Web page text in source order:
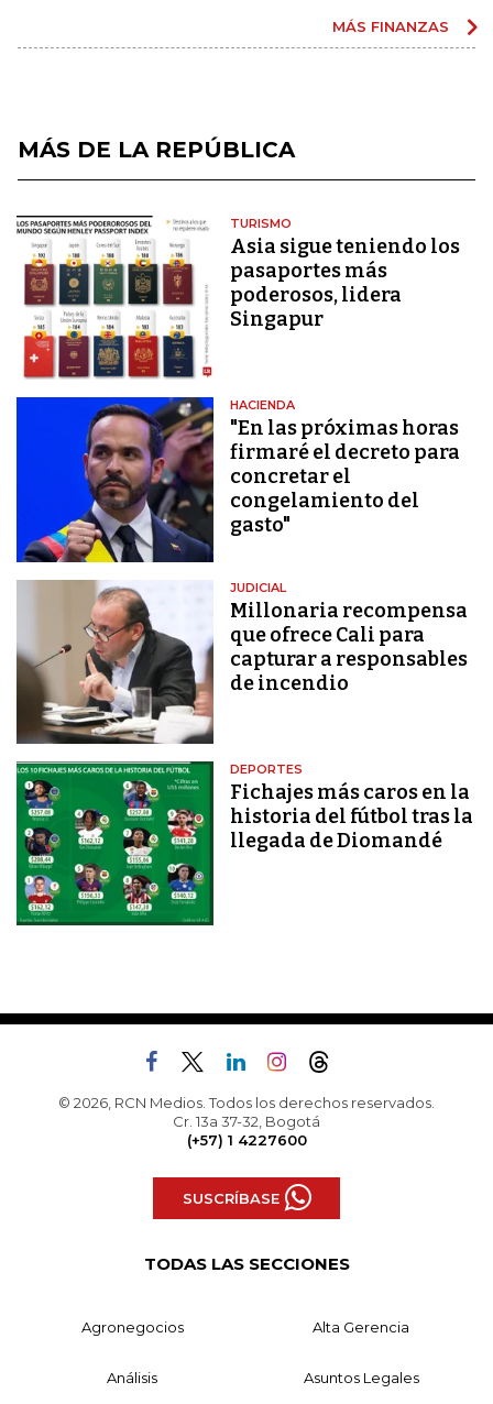
MÁS FINANZAS
MÁS DE LA REPÚBLICA
TURISMO
Asia sigue teniendo los
pasaportes más
poderosos, lidera
Singapur
HACIENDA
"En las próximas horas
firmaré el decreto para
concretar el
congelamiento del
gasto"
JUDICIAL
Millonaria recompensa
que ofrece Cali para
capturar a responsables
de incendio
DEPORTES
Fichajes más caros en la
historia del fútbol tras la
llegada de Diomandé
© 2026, RCN Medios. Todos los derechos reservados.
Cr. 13a 37-32, Bogotá
(+57) 1 4227600
SUSCRÍBASE
TODAS LAS SECCIONES
Agronegocios Alta Gerencia
Análisis Asuntos Legales